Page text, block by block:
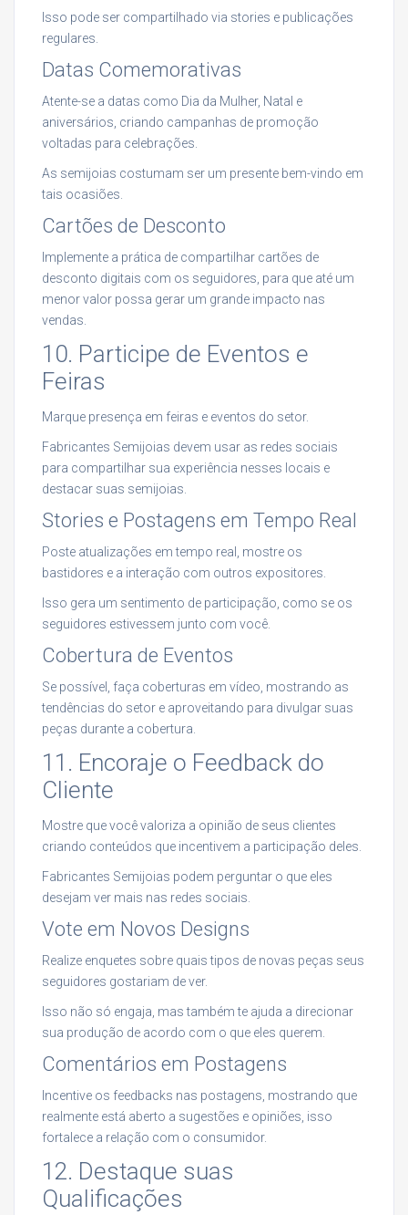
Isso pode ser compartilhado via stories e publicações
regulares.
Datas Comemorativas
Atente-se a datas como Dia da Mulher, Natal e
aniversários, criando campanhas de promoção
voltadas para celebrações.
As semijoias costumam ser um presente bem-vindo em
tais ocasiões.
Cartões de Desconto
Implemente a prática de compartilhar cartões de
desconto digitais com os seguidores, para que até um
menor valor possa gerar um grande impacto nas
vendas.
10. Participe de Eventos e
Feiras
Marque presença em feiras e eventos do setor.
Fabricantes Semijoias devem usar as redes sociais
para compartilhar sua experiência nesses locais e
destacar suas semijoias.
Stories e Postagens em Tempo Real
Poste atualizações em tempo real, mostre os
bastidores e a interação com outros expositores.
Isso gera um sentimento de participação, como se os
seguidores estivessem junto com você.
Cobertura de Eventos
Se possível, faça coberturas em vídeo, mostrando as
tendências do setor e aproveitando para divulgar suas
peças durante a cobertura.
11. Encoraje o Feedback do
Cliente
Mostre que você valoriza a opinião de seus clientes
criando conteúdos que incentivem a participação deles.
Fabricantes Semijoias podem perguntar o que eles
desejam ver mais nas redes sociais.
Vote em Novos Designs
Realize enquetes sobre quais tipos de novas peças seus
seguidores gostariam de ver.
Isso não só engaja, mas também te ajuda a direcionar
sua produção de acordo com o que eles querem.
Comentários em Postagens
Incentive os feedbacks nas postagens, mostrando que
realmente está aberto a sugestões e opiniões, isso
fortalece a relação com o consumidor.
12. Destaque suas
Qualificações